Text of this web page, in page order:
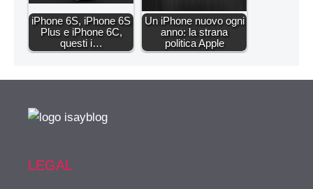
iPhone 6S, iPhone 6S
Plus e iPhone 6C,
questi i…
Un iPhone nuovo ogni
anno: la strana
politica Apple
LEGAL